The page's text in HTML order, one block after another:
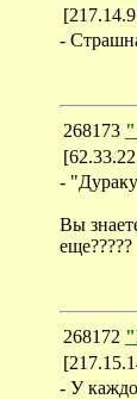
-
268173
-
Вы
еще?????
268172
- У